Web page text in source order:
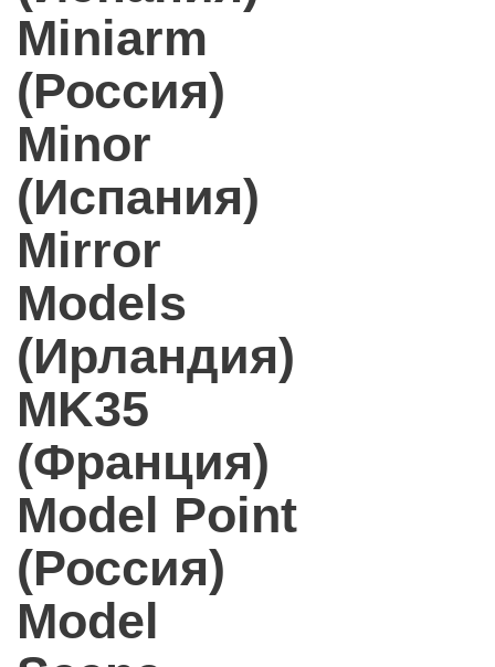
Miniarm
(Россия)
Minor
(Испания)
Mirror
Models
(Ирландия)
MK35
(Франция)
Model Point
(Россия)
Model